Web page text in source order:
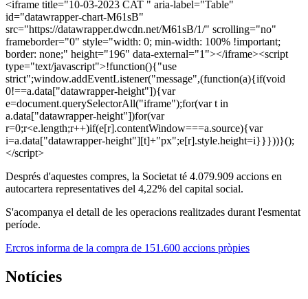
<iframe title="10-03-2023 CAT " aria-label="Table"
id="datawrapper-chart-M61sB"
src="https://datawrapper.dwcdn.net/M61sB/1/" scrolling="no"
frameborder="0" style="width: 0; min-width: 100% !important;
border: none;" height="196" data-external="1"></iframe><script
type="text/javascript">!function(){"use
strict";window.addEventListener("message",(function(a){if(void
0!==a.data["datawrapper-height"]){var
e=document.querySelectorAll("iframe");for(var t in
a.data["datawrapper-height"])for(var
r=0;r<e.length;r++)if(e[r].contentWindow===a.source){var
i=a.data["datawrapper-height"][t]+"px";e[r].style.height=i}}}))}();
</script>
Després d'aquestes compres, la Societat té 4.079.909 accions en
autocartera representatives del 4,22% del capital social.
S'acompanya el detall de les operacions realitzades durant l'esmentat
període.
Ercros informa de la compra de 151.600 accions pròpies
Notícies